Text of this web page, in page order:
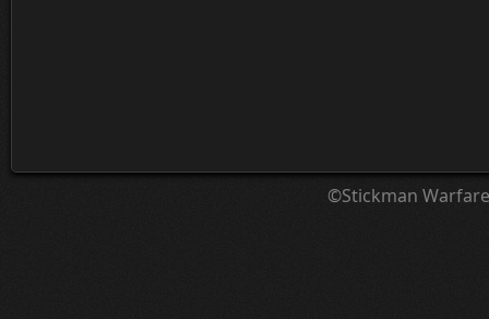
©Stickman Warfare